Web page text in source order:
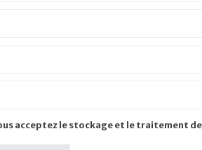
acceptez le stockage et le traitement de